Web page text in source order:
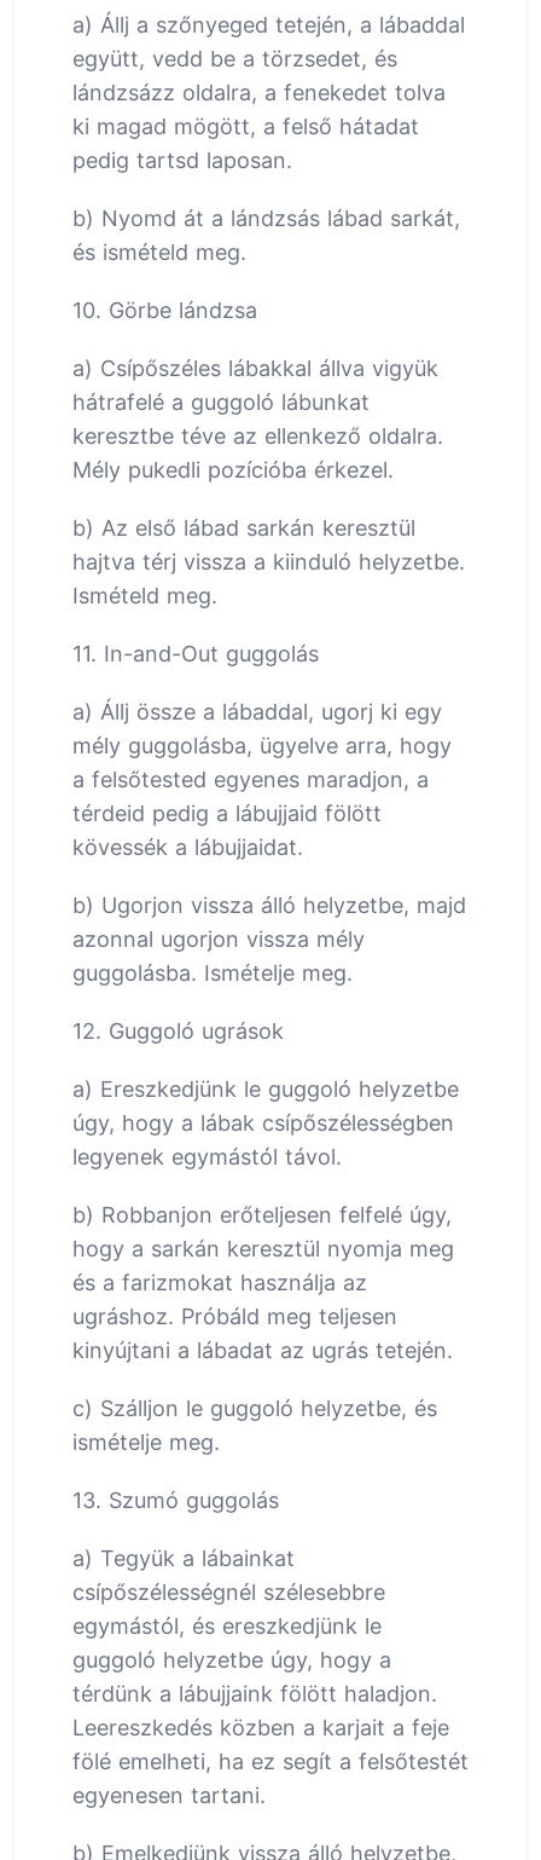
a) Állj a szőnyeged tetején, a lábaddal
együtt, vedd be a törzsedet, és
lándzsázz oldalra, a fenekedet tolva
ki magad mögött, a felső hátadat
pedig tartsd laposan.
b) Nyomd át a lándzsás lábad sarkát,
és ismételd meg.
10. Görbe lándzsa
a) Csípőszéles lábakkal állva vigyük
hátrafelé a guggoló lábunkat
keresztbe téve az ellenkező oldalra.
Mély pukedli pozícióba érkezel.
b) Az első lábad sarkán keresztül
hajtva térj vissza a kiinduló helyzetbe.
Ismételd meg.
11. In-and-Out guggolás
a) Állj össze a lábaddal, ugorj ki egy
mély guggolásba, ügyelve arra, hogy
a felsőtested egyenes maradjon, a
térdeid pedig a lábujjaid fölött
kövessék a lábujjaidat.
b) Ugorjon vissza álló helyzetbe, majd
azonnal ugorjon vissza mély
guggolásba. Ismételje meg.
12. Guggoló ugrások
a) Ereszkedjünk le guggoló helyzetbe
úgy, hogy a lábak csípőszélességben
legyenek egymástól távol.
b) Robbanjon erőteljesen felfelé úgy,
hogy a sarkán keresztül nyomja meg
és a farizmokat használja az
ugráshoz. Próbáld meg teljesen
kinyújtani a lábadat az ugrás tetején.
c) Szálljon le guggoló helyzetbe, és
ismételje meg.
13. Szumó guggolás
a) Tegyük a lábainkat
csípőszélességnél szélesebbre
egymástól, és ereszkedjünk le
guggoló helyzetbe úgy, hogy a
térdünk a lábujjaink fölött haladjon.
Leereszkedés közben a karjait a feje
fölé emelheti, ha ez segít a felsőtestét
egyenesen tartani.
b) Emelkedjünk vissza álló helyzetbe,